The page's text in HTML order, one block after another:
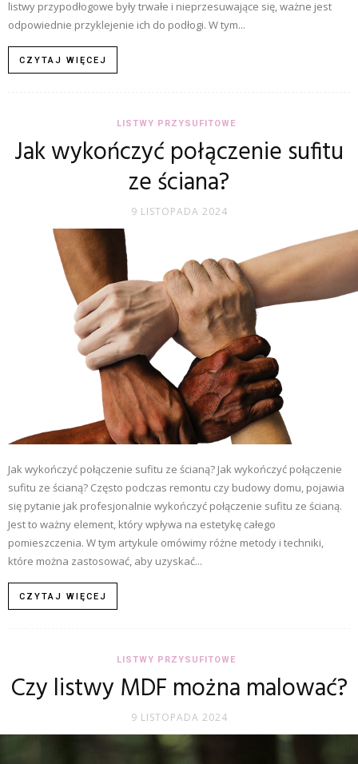
listwy przypodłogowe były trwałe i nieprzesuwające się, ważne jest
odpowiednie przyklejenie ich do podłogi. W tym...
CZYTAJ WIĘCEJ
LISTWY PRZYSUFITOWE
Jak wykończyć połączenie sufitu
ze ściana?
9 LISTOPADA 2024
Jak wykończyć połączenie sufitu ze ścianą? Jak wykończyć połączenie
sufitu ze ścianą? Często podczas remontu czy budowy domu, pojawia
się pytanie jak profesjonalnie wykończyć połączenie sufitu ze ścianą.
Jest to ważny element, który wpływa na estetykę całego
pomieszczenia. W tym artykule omówimy różne metody i techniki,
które można zastosować, aby uzyskać...
CZYTAJ WIĘCEJ
LISTWY PRZYSUFITOWE
Czy listwy MDF można malować?
9 LISTOPADA 2024